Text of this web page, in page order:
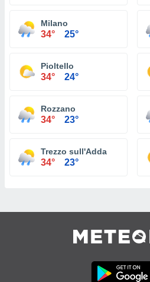
Milano
34° 25°
Pioltello
34° 24°
Rozzano
34° 23°
Trezzo sull'Adda
34° 23°